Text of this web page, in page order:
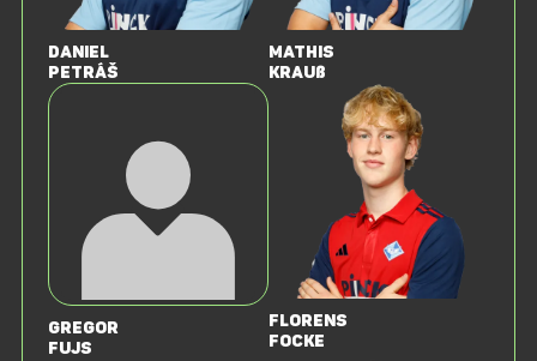
Daniel
Petráš
Mathis
Krauß
Gregor
Fujs
Florens
Focke